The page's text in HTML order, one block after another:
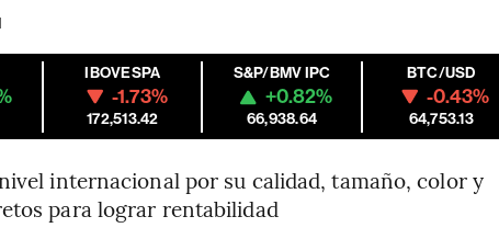
IBOVESPA
-1.73%
172,513.42
S&P/BMV IPC
+0.82%
66,938.64
BTC/USD
-0.43%
64,753.13
internacional por su calidad, tamaño, color y
para lograr rentabilidad